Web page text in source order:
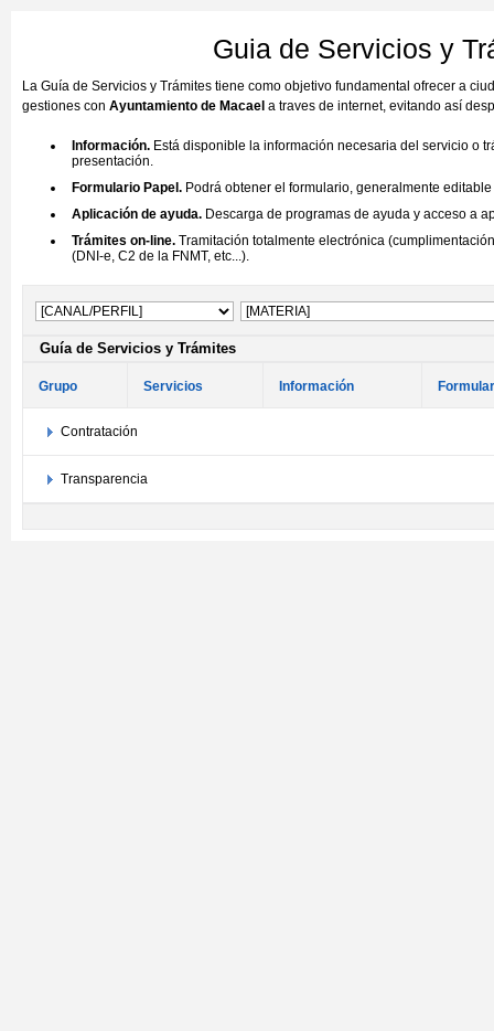
Guia de Servicios y
La Guía de Servicios y Trámites tiene como objetivo fundamental ofrecer a
gestiones con Ayuntamiento de Macael a traves de internet, evitando así
Información. Está disponible la información necesaria del servicio o
presentación.
Formulario Papel. Podrá obtener el formulario, generalmente
Aplicación de ayuda. Descarga de programas de ayuda y acceso a
Trámites on-line. Tramitación totalmente electrónica
(DNI-e, C2 de la FNMT, etc...).
Guía de Servicios y Trámites
Grupo Servicios Información
Contratación
Transparencia